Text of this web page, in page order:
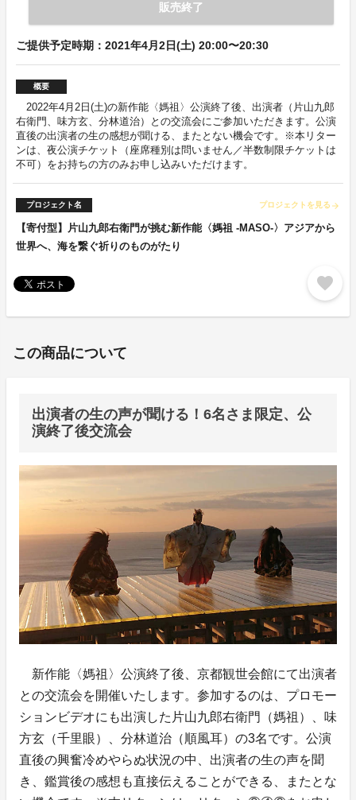
販売終了
ご提供予定時期：2021年4月2日(土) 20:00〜20:30
概要
2022年4月2日(土)の新作能〈媽祖〉公演終了後、出演者（片山九郎
右衛門、味方玄、分林道治）との交流会にご参加いただきます。公演
直後の出演者の生の感想が聞ける、またとない機会です。※本リター
ンは、夜公演チケット（座席種別は問いません／半数制限チケットは
不可）をお持ちの方のみお申し込みいただけます。
プロジェクト名 プロジェクトを見る arrow_forward
【寄付型】片山九郎右衛門が挑む新作能〈媽祖 -MASO-〉アジアから
世界へ、海を繋ぐ祈りのものがたり
favorite
この商品について
出演者の生の声が聞ける！6名さま限定、公
演終了後交流会
新作能〈媽祖〉公演終了後、京都観世会館にて出演者
との交流会を開催いたします。参加するのは、プロモー
ションビデオにも出演した片山九郎右衛門（媽祖）、味
方玄（千里眼）、分林道治（順風耳）の3名です。公演
直後の興奮冷めやらぬ状況の中、出演者の生の声を聞
き、鑑賞後の感想も直接伝えることができる、またとな